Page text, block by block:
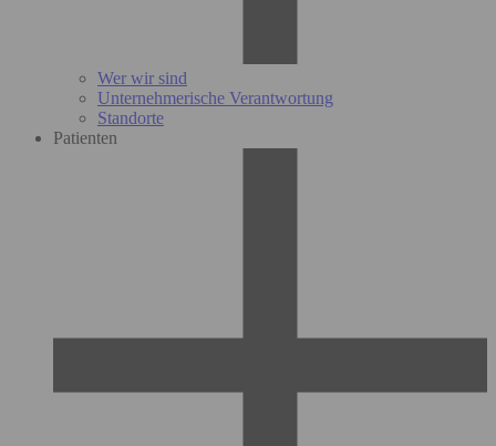
Wer wir sind
Unternehmerische Verantwortung
Standorte
Patienten